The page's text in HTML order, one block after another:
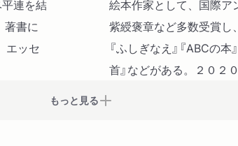
二世の縁 拾遺（円地文子）
ホーデン侍従（尾崎士郎）
青塚氏の話（谷崎潤一郎）
連を結
著書に
エッセ
絵本作家として、国際ア
紫綬褒章など多数受賞し
『ふしぎなえ』『ABCの
首』などがある。２０２
もっと見る